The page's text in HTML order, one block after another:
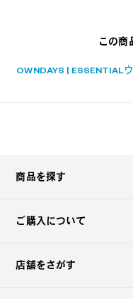
この商
OWNDAYS | ESSENTIAL
商品を探す
ご購入について
店舗をさがす